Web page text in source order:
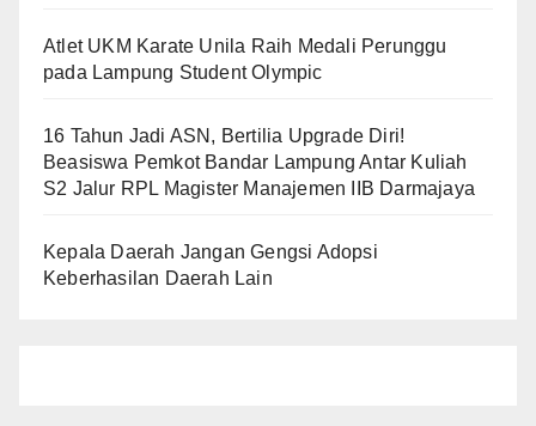
Atlet UKM Karate Unila Raih Medali Perunggu
pada Lampung Student Olympic
16 Tahun Jadi ASN, Bertilia Upgrade Diri!
Beasiswa Pemkot Bandar Lampung Antar Kuliah
S2 Jalur RPL Magister Manajemen IIB Darmajaya
Kepala Daerah Jangan Gengsi Adopsi
Keberhasilan Daerah Lain